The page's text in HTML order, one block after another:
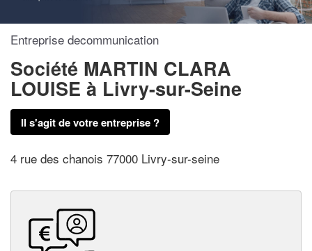
Entreprise decommunication
Société MARTIN CLARA
LOUISE à Livry-sur-Seine
Il s'agit de votre entreprise ?
4 rue des chanois 77000 Livry-sur-seine